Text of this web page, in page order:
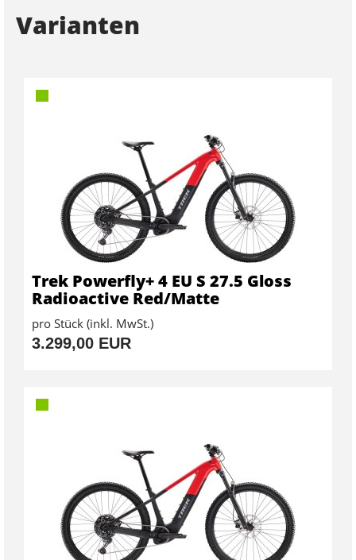
Varianten
Trek Powerfly+ 4 EU S 27.5 Gloss
Radioactive Red/Matte
pro Stück (inkl. MwSt.)
3.299,00 EUR